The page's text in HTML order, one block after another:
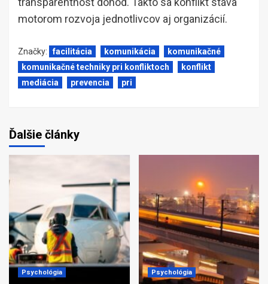
motorom rozvoja jednotlivcov aj organizácií.
Značky: facilitácia komunikácia
komunikačné
komunikačné techniky pri konfliktoch
konflikt
mediácia
prevencia pri
Ďalšie články
Psychológia Psychológia